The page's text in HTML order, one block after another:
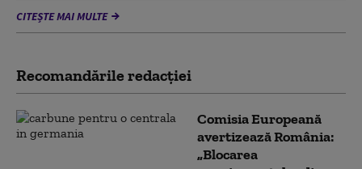
CITEȘTE MAI MULTE
Recomandările redacţiei
Comisia Europeană
avertizează România:
„Blocarea